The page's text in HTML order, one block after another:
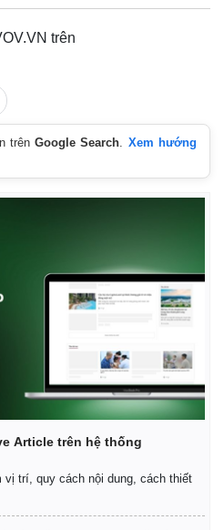
trên
trênGoogle Search. Xem hướng
Article trên hệ thống
vị trí, quy cách nội dung, cách thiết